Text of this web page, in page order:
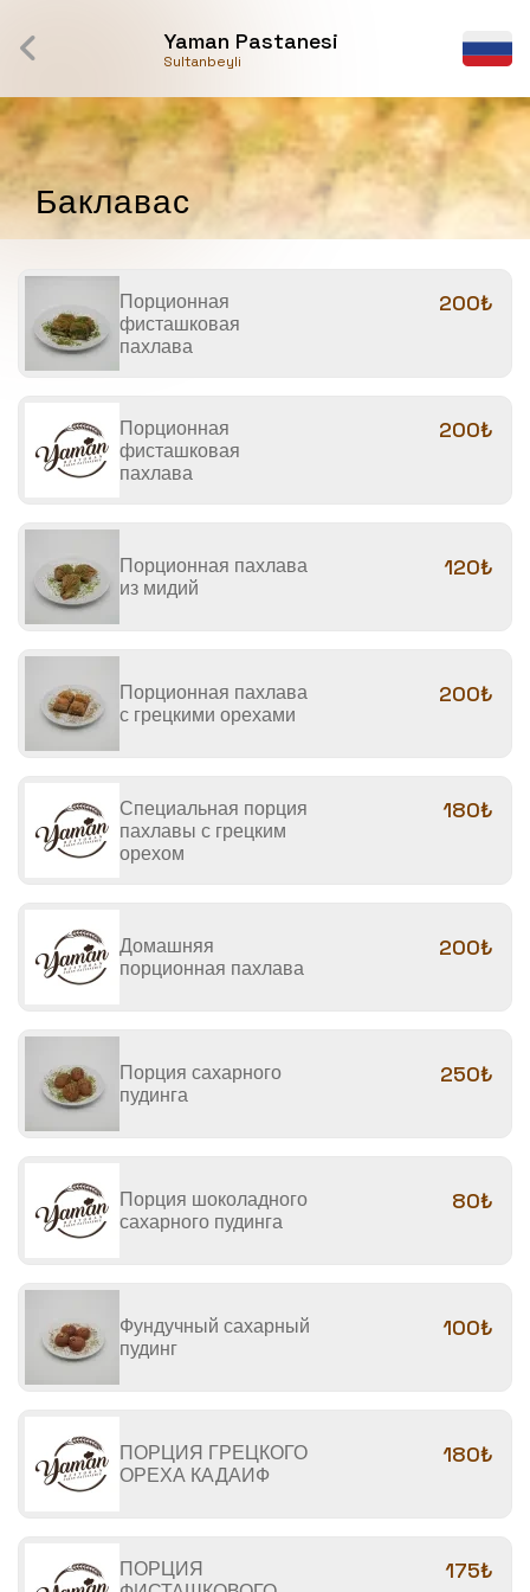
Yaman Pastanesi
Sultanbeyli
Баклавас
Порционная
фисташковая
пахлава
200₺
Порционная
фисташковая
пахлава
200₺
Порционная пахлава
из мидий
120₺
Порционная пахлава
с грецкими орехами
200₺
Специальная порция
пахлавы с грецким
орехом
180₺
Домашняя
порционная пахлава
200₺
Порция сахарного
пудинга
250₺
Порция шоколадного
сахарного пудинга
80₺
Фундучный сахарный
пудинг
100₺
ПОРЦИЯ ГРЕЦКОГО
ОРЕХА КАДАИФ
180₺
ПОРЦИЯ
175₺